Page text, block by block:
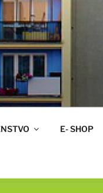
E- SHOP